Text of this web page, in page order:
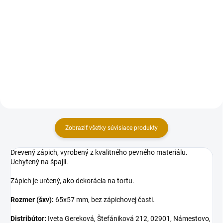
Zobraziť všetky súvisiace produkty
Drevený zápich, vyrobený z kvalitného pevného materiálu.
Uchytený na špajli.
Zápich je určený, ako dekorácia na tortu.
Rozmer (šxv): 65x57 mm, bez zápichovej časti.
Distribútor: Iveta Gereková, Štefániková 212, 02901, Námestovo,